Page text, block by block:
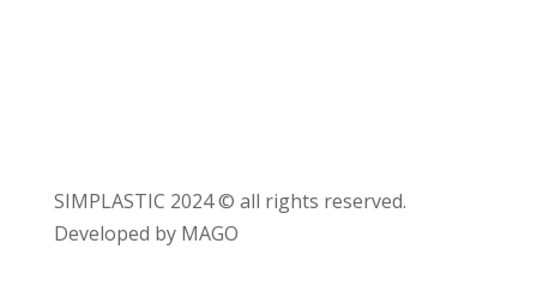
SIMPLASTIC 2024 © all rights reserved.
Developed by MAGO